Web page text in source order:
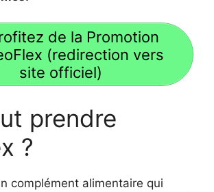
de la Promotion
(redirection vers
site officiel)
prendre
?
complément alimentaire qui